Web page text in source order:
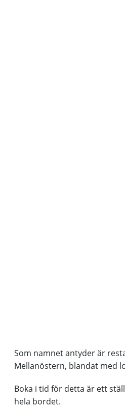
Som namnet antyder är
Mellanöstern, blandat med
Boka i tid för detta är ett
hela bordet.